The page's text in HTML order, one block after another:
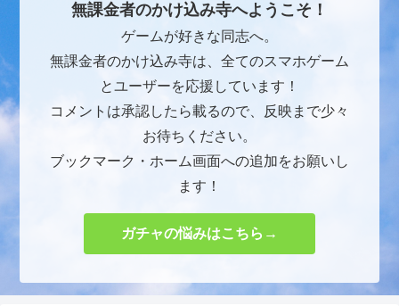
無課金者のかけ込み寺へようこそ！
ゲームが好きな同志へ。
無課金者のかけ込み寺は、全てのスマホゲーム
とユーザーを応援しています！
コメントは承認したら載るので、反映まで少々
お待ちください。
ブックマーク・ホーム画面への追加をお願いし
ます！
ガチャの悩みはこちら→